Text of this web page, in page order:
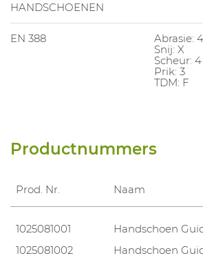
HANDSCHOENEN
EN 388
Abrasie: 4
Snij: X
Scheur: 4
Prik: 3
TDM: F
Productnummers
Prod. Nr. Naam
1025081001
Handschoen
1025081002
Handschoen